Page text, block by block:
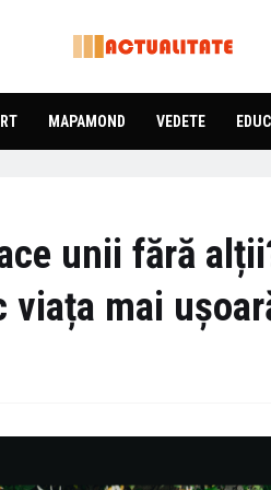
MAPAMOND VEDETE
unii fără
viața mai